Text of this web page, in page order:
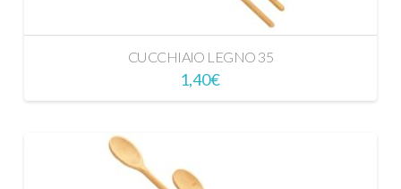
CUCCHIAIO LEGNO 35
1,40€